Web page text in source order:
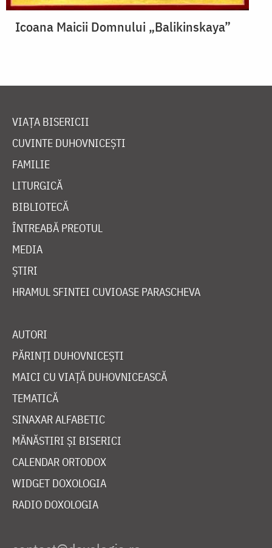
Icoana Maicii Domnului „Balikinskaya”
VIAȚA BISERICII
CUVINTE DUHOVNICEȘTI
FAMILIE
LITURGICĂ
BIBLIOTECĂ
ÎNTREABĂ PREOTUL
MEDIA
ȘTIRI
HRAMUL SFINTEI CUVIOASE PARASCHEVA
AUTORI
PĂRINȚI DUHOVNICEȘTI
MAICI CU VIAȚĂ DUHOVNICEASCĂ
TEMATICĂ
SINAXAR ALFABETIC
MĂNĂSTIRI ȘI BISERICI
CALENDAR ORTODOX
WIDGET DOXOLOGIA
RADIO DOXOLOGIA